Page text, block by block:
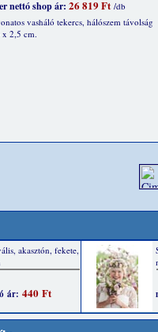
nettó shop ár: 26 819 Ft /db
vasháló tekercs, hálószem távolság
2,5 cm.